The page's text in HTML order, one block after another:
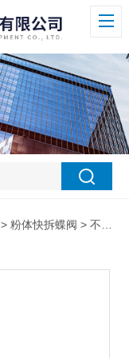
>粉体快拆蝶阀 > 不锈钢气动粉体蝶阀